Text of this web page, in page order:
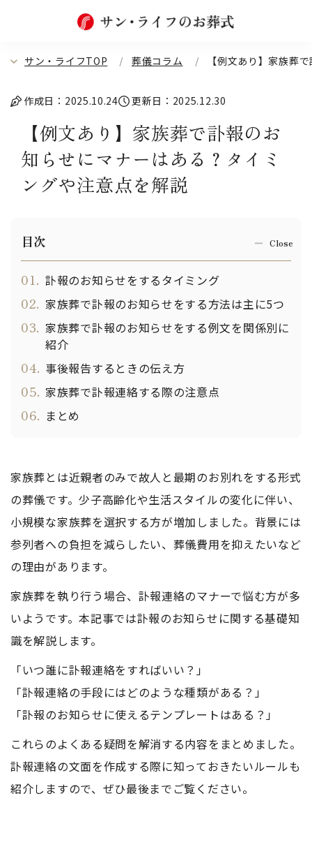
サン・ライフTOP 葬儀コラム 【例文あり】家族葬
作成日：2025.10.24 更新日：2025.12.30
【例文あり】家族葬で訃報のお
知らせにマナーはある？タイミ
ングや注意点を解説
目次
01. 訃報のお知らせをするタイミング
02. 家族葬で訃報のお知らせをする方法は主に5つ
03. 家族葬で訃報のお知らせをする例文を関係別に
紹介
04. 事後報告するときの伝え方
05. 家族葬で訃報連絡する際の注意点
06. まとめ
家族葬とは近親者のみで故人と最期のお別れをする形式
の葬儀です。少子高齢化や生活スタイルの変化に伴い、
小規模な家族葬を選択する方が増加しました。背景には
参列者への負担を減らしたい、葬儀費用を抑えたいなど
の理由があります。
家族葬を執り行う場合、訃報連絡のマナーで悩む方が多
いようです。本記事では訃報のお知らせに関する基礎知
識を解説します。
「いつ誰に訃報連絡をすればいい？」
「訃報連絡の手段にはどのような種類がある？」
「訃報のお知らせに使えるテンプレートはある？」
これらのよくある疑問を解消する内容をまとめました。
訃報連絡の文面を作成する際に知っておきたいルールも
紹介しますので、ぜひ最後までご覧ください。